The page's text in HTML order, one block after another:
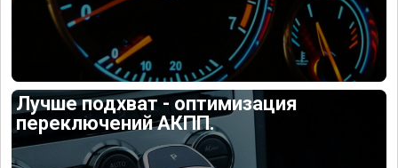
Лучше подхват - оптимизация
переключений АКПП.